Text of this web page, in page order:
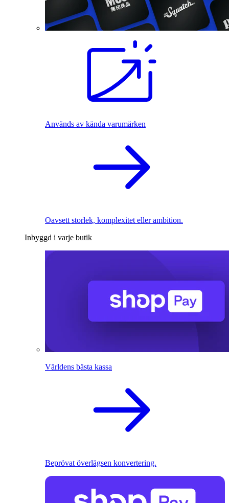
Används av kända varumärken
Oavsett storlek, komplexitet eller ambition.
Inbyggd i varje butik
Världens bästa kassa
Beprövat överlägsen konvertering.